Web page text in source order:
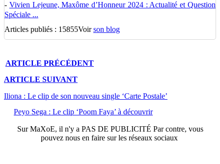
- Vivien Lejeune, Maxôme d’Honneur 2024 : Actualité et Question
Spéciale ...
Articles publiés : 15855Voirson blog
ARTICLE PRÉCÉDENT
ARTICLE SUIVANT
Iliona : Le clip de son nouveau single ‘Carte Postale’
Peyo Sega : Le clip ‘Poom Faya’ à découvrir
SurMaXoE, il n'y a PAS DE PUBLICITÉ Par contre, vous
pouvez nous en faire sur les réseaux sociaux